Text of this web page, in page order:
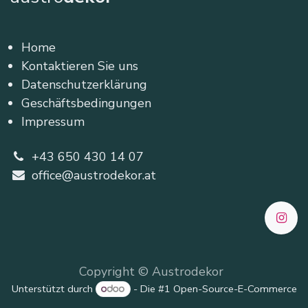
Home
Kontaktieren Sie uns
Datenschutzerklärung
Geschäftsbedingungen
Impressum
+43 650 430 14 07
office@austrodekor.at
Copyright © Austrodekor
Unterstützt durch - Die #1 Open-Source-E-Commerce